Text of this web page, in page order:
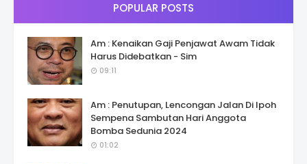
POPULAR POSTS
Am : Kenaikan Gaji Penjawat Awam Tidak
Harus Didebatkan - Sim
09:11
Am : Penutupan, Lencongan Jalan Di Ipoh
Sempena Sambutan Hari Anggota
Bomba Sedunia 2024
01:02